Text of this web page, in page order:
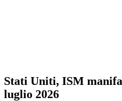
Stati Uniti, ISM
luglio 2026